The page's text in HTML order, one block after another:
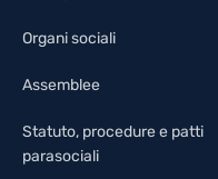
Organi sociali
Assemblee
Statuto, procedure e patti
parasociali